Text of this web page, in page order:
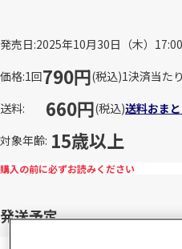
発売日 2025年10月30日（木）
価格 1回790円(税込)1決済当た
送料
660円(税込)送料おま
対象年齢 15歳以上
購入の前に必ずお読みください
発送予定